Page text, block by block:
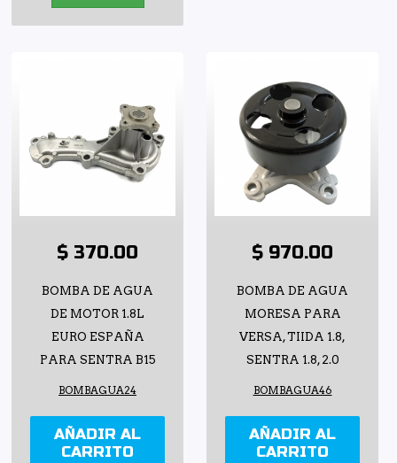
$ 370.00
BOMBA DE AGUA
DE MOTOR 1.8L
EURO ESPAÑA
PARA SENTRA B15
BOMBAGUA24
AÑADIR AL
CARRITO
$ 970.00
BOMBA DE AGUA
MORESA PARA
VERSA, TIIDA 1.8,
SENTRA 1.8, 2.0
BOMBAGUA46
AÑADIR AL
CARRITO